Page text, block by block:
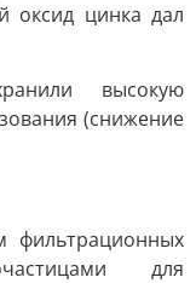
оксид цинка дал
высокую
(снижение
фильтрационных
для